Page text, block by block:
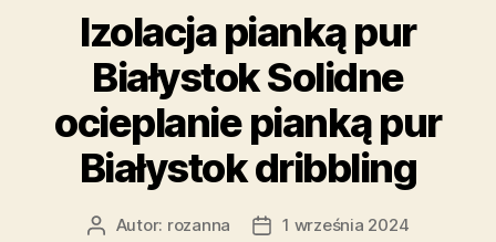
Izolacja pianką pur
Białystok Solidne
ocieplanie pianką pur
Białystok dribbling
AutorAutor: rozanna
Data1 września 2024